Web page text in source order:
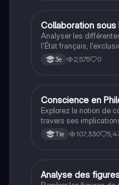
CHistoire
Collaboration
Analyser les
l'État français,
la Seconde Guerre
3e 2,575 0
Philosophie
Conscience en
Explorez la notion de
travers ses
connaissance. Cette
débats
étudiants en
compréhension des
Tle 107,330
AFrançais
Analyse des